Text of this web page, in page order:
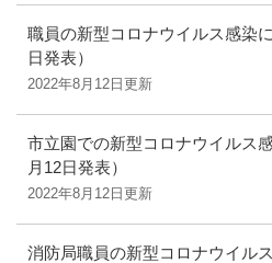
職員の新型コロナウイルス感染
日発表）
2022年8月12日更新
市立園での新型コロナウイルス
月12日発表）
2022年8月12日更新
消防局職員の新型コロナウイル